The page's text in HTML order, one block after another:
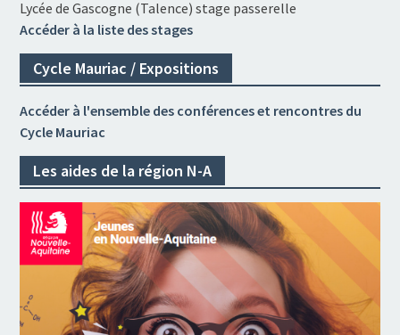
Lycée de Gascogne (Talence) stage passerelle
Accéder à la liste des stages
Cycle Mauriac / Expositions
Accéder à l'ensemble des conférences et rencontres du
Cycle Mauriac
Les aides de la région N-A